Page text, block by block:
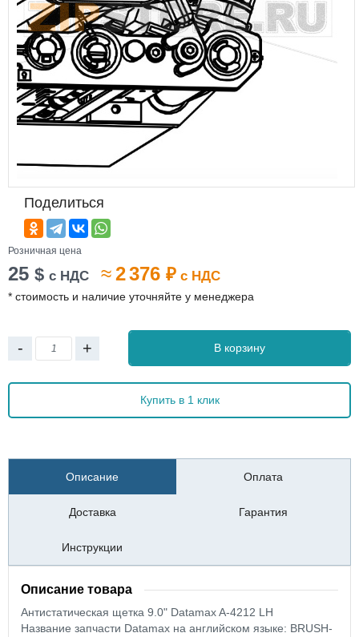
Поделиться
Розничная цена
25 $ с НДС ≈2 376 ₽ с НДС
* стоимость и наличие уточняйте у менеджера
- + В корзину
Купить в 1 клик
Описание Оплата
Доставка Гарантия
Инструкции
Описание товара
Антистатическая щетка 9.0" Datamax A-4212 LH
Название запчасти Datamax на английском языке: BRUSH-